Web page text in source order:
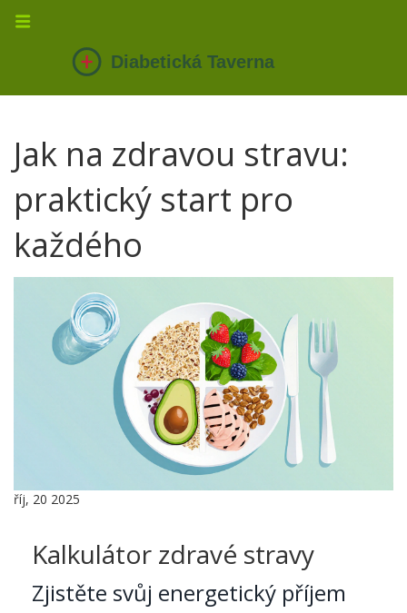
Jak na zdravou stravu:
praktický start pro
každého
říj, 20 2025
Kalkulátor zdravé stravy
Zjistěte svůj energetický příjem